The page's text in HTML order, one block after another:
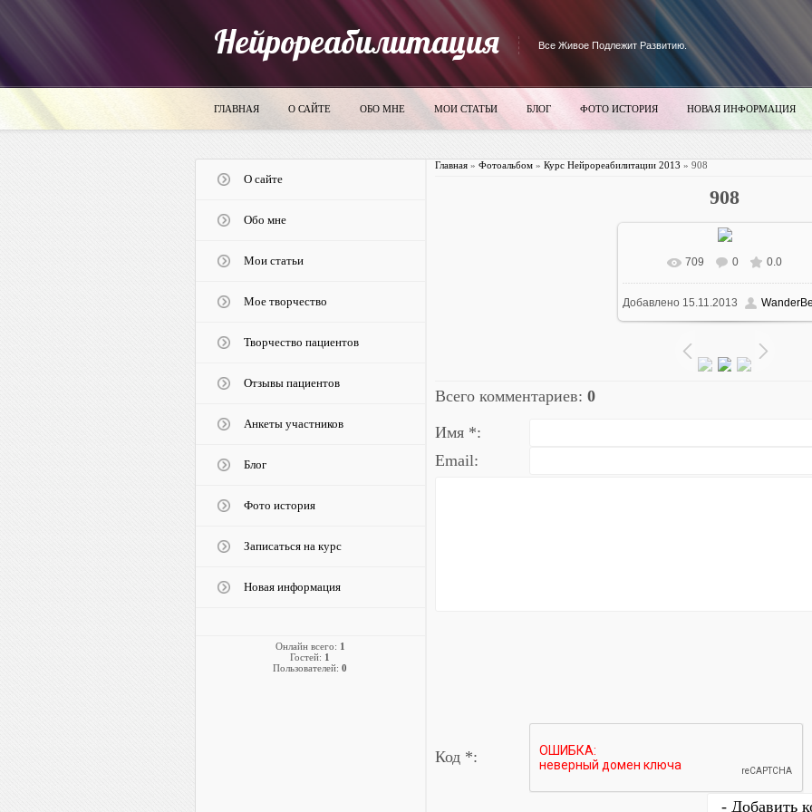
Нейрореабилитация Все Живое Подлежит Развитию.
ГЛАВНАЯ О САЙТЕ ОБО МНЕ МОИ СТАТЬИ БЛОГ ФОТО ИСТОРИЯ НОВАЯ ИНФОРМАЦИЯ
О сайте
Обо мне
Мои статьи
Мое творчество
Творчество пациентов
Отзывы пациентов
Анкеты участников
Блог
Фото история
Записаться на курс
Новая информация
Онлайн всего: 1
Гостей: 1
Пользователей: 0
Главная» Фотоальбом» Курс Нейрореабилитации 2013 » 908
908
В реальном размере 700x525
58.8Kb
709 0 0.0
Добавлено 15.11.2013
Всего комментариев: 0
Имя *:
Email:
Код *: